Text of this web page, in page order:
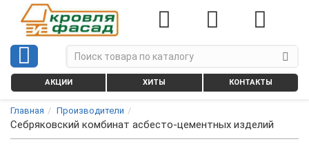
АКЦИИ ХИТЫ КОНТАКТЫ
Главная Производители
Себряковский комбинат асбесто-цементных изделий